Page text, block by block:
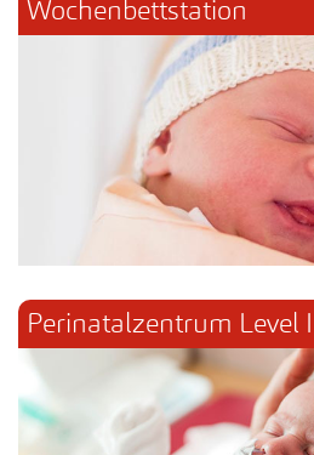
Wochenbettstation
Perinatalzentrum Level